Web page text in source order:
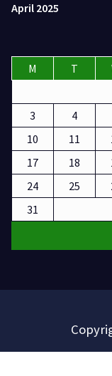
April 2025
M T
3
4
10
11
17
18
24
25
31